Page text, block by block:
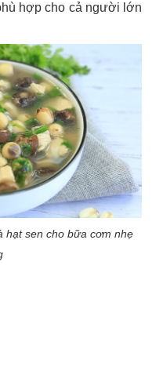
hợp cho cả người lớn
hạt sen cho bữa cơm nhẹ